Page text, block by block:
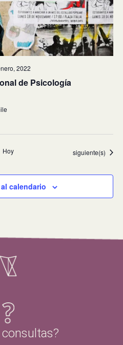
2022
de Psicología
Hoy Eventos
siguiente(s)
calendario